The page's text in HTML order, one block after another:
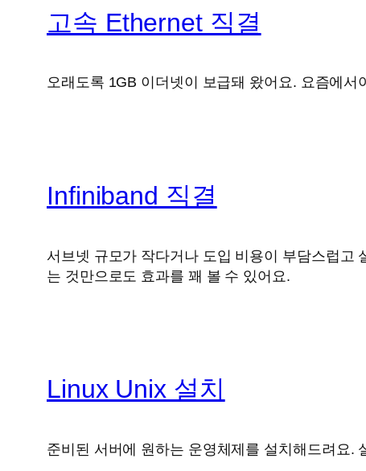
고속 Ethernet 직결
오래도록 1GB 이더넷이 보급돼 왔어요. 요즘에
Infiniband 직결
서브넷 규모가 작다거나 도입 비용이 부담스럽고
는 것만으로도 효과를 꽤 볼 수 있어요.
Linux Unix 설치
준비된 서버에 원하는 운영체제를 설치해드려요.